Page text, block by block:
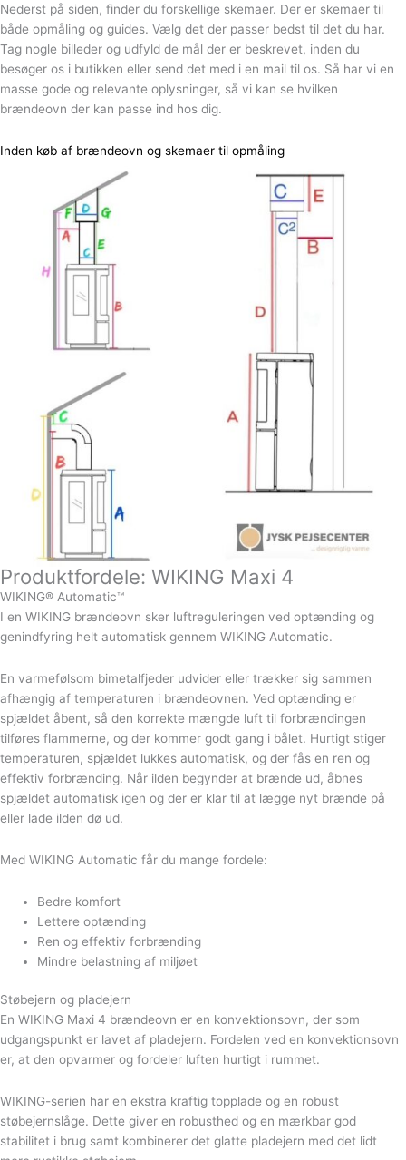
Nederst på siden, finder du forskellige skemaer. Der er skemaer til
både opmåling og guides. Vælg det der passer bedst til det du har.
Tag nogle billeder og udfyld de mål der er beskrevet, inden du
besøger os i butikken eller send det med i en mail til os. Så har vi en
masse gode og relevante oplysninger, så vi kan se hvilken
brændeovn der kan passe ind hos dig.
Inden køb af brændeovn og skemaer til opmåling
Produktfordele: WIKING Maxi 4
WIKING® Automatic™
I en WIKING brændeovn sker luftreguleringen ved optænding og
genindfyring helt automatisk gennem WIKING Automatic.
En varmefølsom bimetalfjeder udvider eller trækker sig sammen
afhængig af temperaturen i brændeovnen. Ved optænding er
spjældet åbent, så den korrekte mængde luft til forbrændingen
tilføres flammerne, og der kommer godt gang i bålet. Hurtigt stiger
temperaturen, spjældet lukkes automatisk, og der fås en ren og
effektiv forbrænding. Når ilden begynder at brænde ud, åbnes
spjældet automatisk igen og der er klar til at lægge nyt brænde på
eller lade ilden dø ud.
Med WIKING Automatic får du mange fordele:
Bedre komfort
Lettere optænding
Ren og effektiv forbrænding
Mindre belastning af miljøet
Støbejern og pladejern
En WIKING Maxi 4 brændeovn er en konvektionsovn, der som
udgangspunkt er lavet af pladejern. Fordelen ved en konvektionsovn
er, at den opvarmer og fordeler luften hurtigt i rummet.
WIKING-serien har en ekstra kraftig topplade og en robust
støbejernslåge. Dette giver en robusthed og en mærkbar god
stabilitet i brug samt kombinerer det glatte pladejern med det lidt